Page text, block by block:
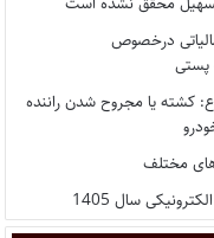
درخصوص
پستی
یا مجروح شدن راننده
مختلف
سال 1405